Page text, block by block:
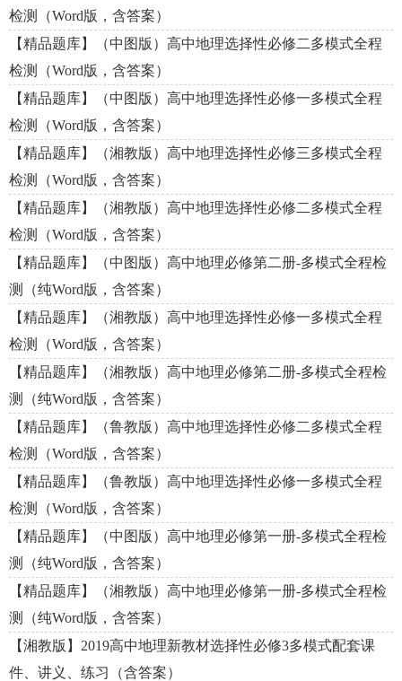
检测（Word版，含答案）
【精品题库】（中图版）高中地理选择性必修二多模式全程
检测（Word版，含答案）
【精品题库】（中图版）高中地理选择性必修一多模式全程
检测（Word版，含答案）
【精品题库】（湘教版）高中地理选择性必修三多模式全程
检测（Word版，含答案）
【精品题库】（湘教版）高中地理选择性必修二多模式全程
检测（Word版，含答案）
【精品题库】（中图版）高中地理必修第二册-多模式全程检
测（纯Word版，含答案）
【精品题库】（湘教版）高中地理选择性必修一多模式全程
检测（Word版，含答案）
【精品题库】（湘教版）高中地理必修第二册-多模式全程检
测（纯Word版，含答案）
【精品题库】（鲁教版）高中地理选择性必修二多模式全程
检测（Word版，含答案）
【精品题库】（鲁教版）高中地理选择性必修一多模式全程
检测（Word版，含答案）
【精品题库】（中图版）高中地理必修第一册-多模式全程检
测（纯Word版，含答案）
【精品题库】（湘教版）高中地理必修第一册-多模式全程检
测（纯Word版，含答案）
【湘教版】2019高中地理新教材选择性必修3多模式配套课
件、讲义、练习（含答案）